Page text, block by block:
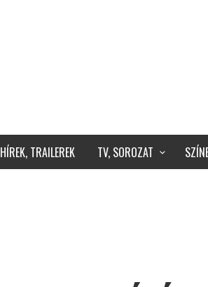
HÍREK, TRAILEREK TV, SOROZAT